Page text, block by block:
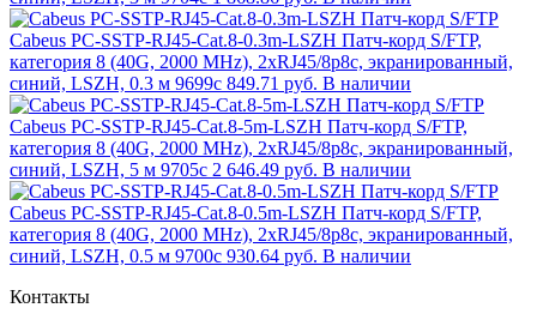
Cabeus PC-SSTP-RJ45-Cat.8-0.3m-LSZH Патч-корд S/FTP,
категория 8 (40G, 2000 MHz), 2xRJ45/8p8c, экранированный,
синий, LSZH, 0.3 м 9699c 849.71 руб. В наличии
Cabeus PC-SSTP-RJ45-Cat.8-5m-LSZH Патч-корд S/FTP,
категория 8 (40G, 2000 MHz), 2xRJ45/8p8c, экранированный,
синий, LSZH, 5 м 9705c 2 646.49 руб. В наличии
Cabeus PC-SSTP-RJ45-Cat.8-0.5m-LSZH Патч-корд S/FTP,
категория 8 (40G, 2000 MHz), 2xRJ45/8p8c, экранированный,
синий, LSZH, 0.5 м 9700c 930.64 руб. В наличии
Контакты